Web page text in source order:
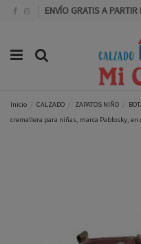
ENVÍO GRATIS A PARTIR
Inicio CALZADO ZAPATOS NIÑO
cremallera para niñas, marca Pablosky, en